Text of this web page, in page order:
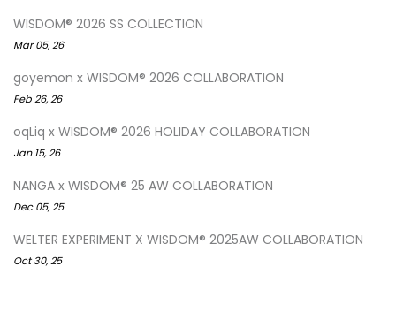
WISDOM® 2026 SS COLLECTION
Mar 05, 26
goyemon x WISDOM® 2026 COLLABORATION
Feb 26, 26
oqLiq x WISDOM® 2026 HOLIDAY COLLABORATION
Jan 15, 26
NANGA x WISDOM® 25 AW COLLABORATION
Dec 05, 25
WELTER EXPERIMENT X WISDOM® 2025AW COLLABORATION
Oct 30, 25